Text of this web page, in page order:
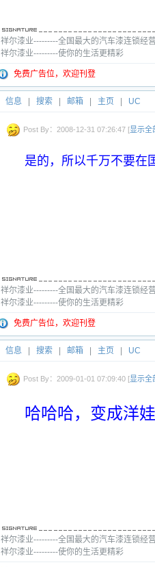
祥尔漆业---------全国最大的汽车漆连锁经
祥尔漆业---------使你的生活更精彩
免费广告位，欢迎刊登
信息 搜索 邮箱 主页 UC
Post By：2008-12-31 07:26:47 [显示全
是的，所以千万不要在
祥尔漆业---------全国最大的汽车漆连锁经
祥尔漆业---------使你的生活更精彩
免费广告位，欢迎刊登
信息 搜索 邮箱 主页 UC
Post By：2009-01-01 07:09:40 [显示全
哈哈哈，变成洋
祥尔漆业---------全国最大的汽车漆连锁经
祥尔漆业---------使你的生活更精彩